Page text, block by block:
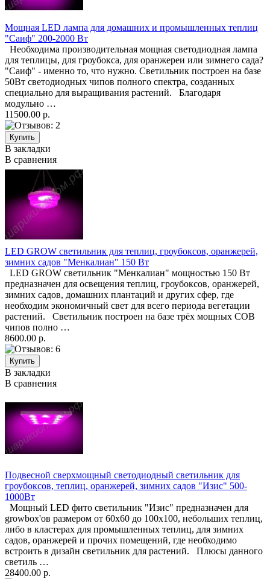
Мощная LED лампа для домашних и промышленных теплиц
"Саиф" 200-2000 Вт
Необходима производительная мощная светодиодная лампа
для теплицы, для гроубокса, для оранжереи или зимнего сада?
"Саиф" - именно то, что нужно. Светильник построен на базе
50Вт светодиодных чипов полного спектра, созданных
специально для выращивания растений. Благодаря
модульно …
11500.00 р.
В закладки
В сравнения
LED GROW светильник для теплиц, гроубоксов, оранжерей,
зимних садов "Менкалиан" 150 Вт
LED GROW светильник "Менкалиан" мощностью 150 Вт
предназначен для освещения теплиц, гроубоксов, оранжерей,
зимних садов, домашних плантаций и других сфер, где
необходим экономичный свет для всего периода вегетации
растений. Светильник построен на базе трёх мощных COB
чипов полно …
8600.00 р.
В закладки
В сравнения
Подвесной сверхмощный светодиодный светильник для
гроубоксов, теплиц, оранжерей, зимних садов "Изис" 500-
1000Вт
Мощный LED фито светильник "Изис" предназначен для
growbox'ов размером от 60х60 до 100х100, небольших теплиц,
либо в кластерах для промышленных теплиц, для зимних
садов, оранжерей и прочих помещений, где необходимо
встроить в дизайн светильник для растений. Плюсы данного
светиль …
28400.00 р.